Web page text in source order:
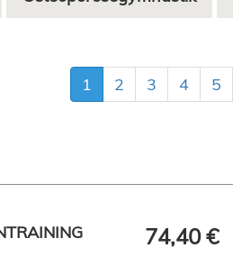
1 2 3 4 5
74,40 €